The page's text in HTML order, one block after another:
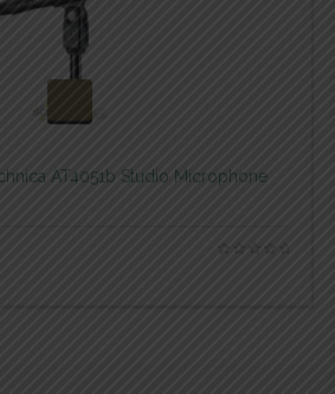
สอบถามและสั่งซื้อสินค้า
AT4051b Studio Microphone